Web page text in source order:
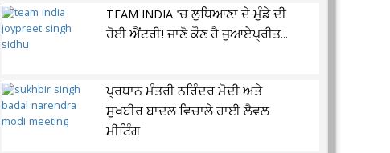
TEAM INDIA 'ਚ ਲੁਧਿਆਣਾ ਦੇ ਮੁੰਡੇ ਦੀ
ਹੋਈ ਐਂਟਰੀ! ਜਾਣੋ ਕੌਣ ਹੈ ਜੁਆਏਪ੍ਰੀਤ...
ਪ੍ਰਧਾਨ ਮੰਤਰੀ ਨਰਿੰਦਰ ਮੋਦੀ ਅਤੇ
ਸੁਖਬੀਰ ਬਾਦਲ ਵਿਚਾਲੇ ਹਾਈ ਲੈਵਲ
ਮੀਟਿੰਗ